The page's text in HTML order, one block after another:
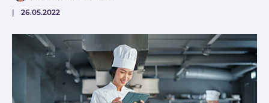
Published
26.05.2022